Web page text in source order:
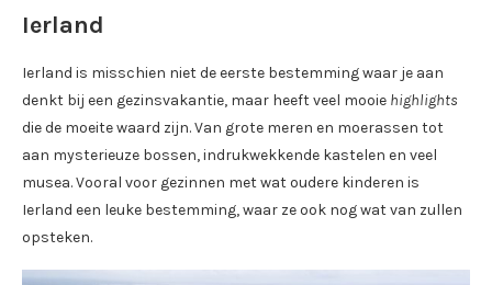
Ierland
Ierland is misschien niet de eerste bestemming waar je aan
denkt bij een gezinsvakantie, maar heeft veel mooie highlights
die de moeite waard zijn. Van grote meren en moerassen tot
aan mysterieuze bossen, indrukwekkende kastelen en veel
musea. Vooral voor gezinnen met wat oudere kinderen is
Ierland een leuke bestemming, waar ze ook nog wat van zullen
opsteken.